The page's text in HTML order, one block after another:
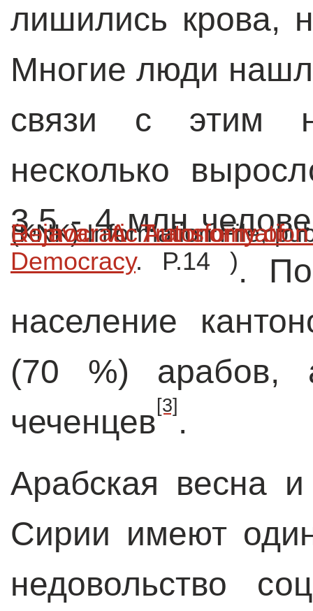
лишились крова,
Многие люди
связи с этим
несколько
3,5 - 4 млн
(KNK) Information File,
Democracy. P.14 ). По
население
(70 %) арабов,
чеченцев [3] .
Арабская весна и
Сирии имеют
недовольство